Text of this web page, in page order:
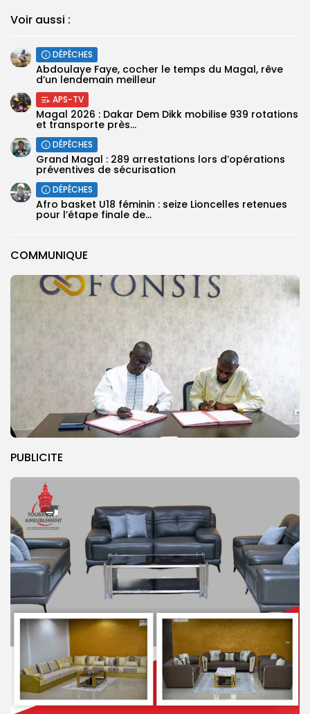
COMMUNIQUE
PUBLICITE
Voir aussi :
DÉPÊCHES
Abdoulaye Faye, cocher le temps du Magal, rêve
d’un lendemain meilleur
APS-TV
Magal 2026 : Dakar Dem Dikk mobilise 939 rotations
et transporte près...
DÉPÊCHES
Grand Magal : 289 arrestations lors d’opérations
préventives de sécurisation
DÉPÊCHES
‎Afro basket U18 féminin : seize Lioncelles retenues
pour l’étape finale de...